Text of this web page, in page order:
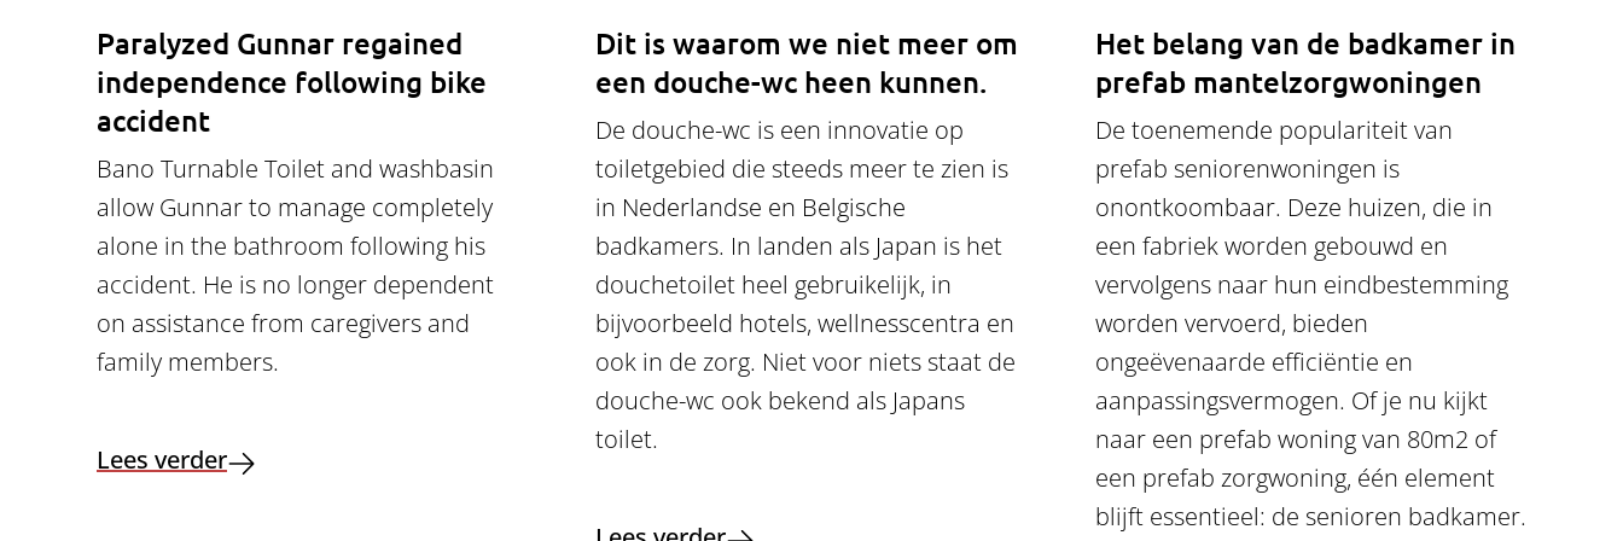
Paralyzed Gunnar regained
independence following bike
accident
Bano Turnable Toilet and washbasin
allow Gunnar to manage completely
alone in the bathroom following his
accident. He is no longer dependent
on assistance from caregivers and
family members.
Lees verder
Dit is waarom we niet meer om
een douche-wc heen kunnen.
De douche-wc is een innovatie op
toiletgebied die steeds meer te zien is
in Nederlandse en Belgische
badkamers. In landen als Japan is het
douchetoilet heel gebruikelijk, in
bijvoorbeeld hotels, wellnesscentra en
ook in de zorg. Niet voor niets staat de
douche-wc ook bekend als Japans
toilet.
Het belang van de badkamer in
prefab mantelzorgwoningen
De toenemende populariteit van
prefab seniorenwoningen is
onontkoombaar. Deze huizen, die in
een fabriek worden gebouwd en
vervolgens naar hun eindbestemming
worden vervoerd, bieden
ongeëvenaarde efficiëntie en
aanpassingsvermogen. Of je nu kijkt
naar een prefab woning van 80m2 of
een prefab zorgwoning, één element
blijft essentieel: de senioren badkamer.